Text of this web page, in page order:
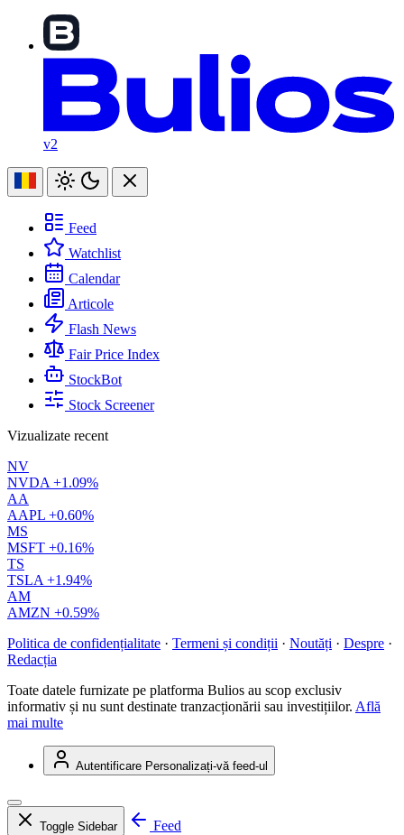
v2
Feed
Watchlist
Calendar
Articole
Flash News
Fair Price Index
StockBot
Stock Screener
Vizualizate recent
NV
NVDA +1.09%
AA
AAPL +0.60%
MS
MSFT +0.16%
TS
TSLA +1.94%
AM
AMZN +0.59%
Politica de confidențialitate · Termeni și condiții · Noutăți · Despre ·
Redacția
Toate datele furnizate pe platforma Bulios au scop exclusiv
informativ și nu sunt destinate tranzacționării sau investițiilor. Află
mai multe
Autentificare Personalizați-vă feed-ul
Toggle Sidebar
Feed